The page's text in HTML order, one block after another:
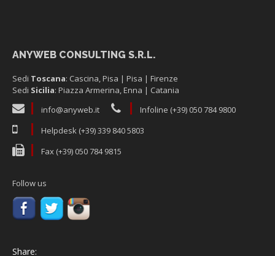
ANYWEB CONSULTING S.R.L.
Sedi Toscana: Cascina, Pisa | Pisa | Firenze
Sedi Sicilia: Piazza Armerina, Enna | Catania
info@anyweb.it
Infoline (+39) 050 784 9800
Helpdesk (+39) 339 840 5803
Fax (+39) 050 784 9815
Follow us
Share: